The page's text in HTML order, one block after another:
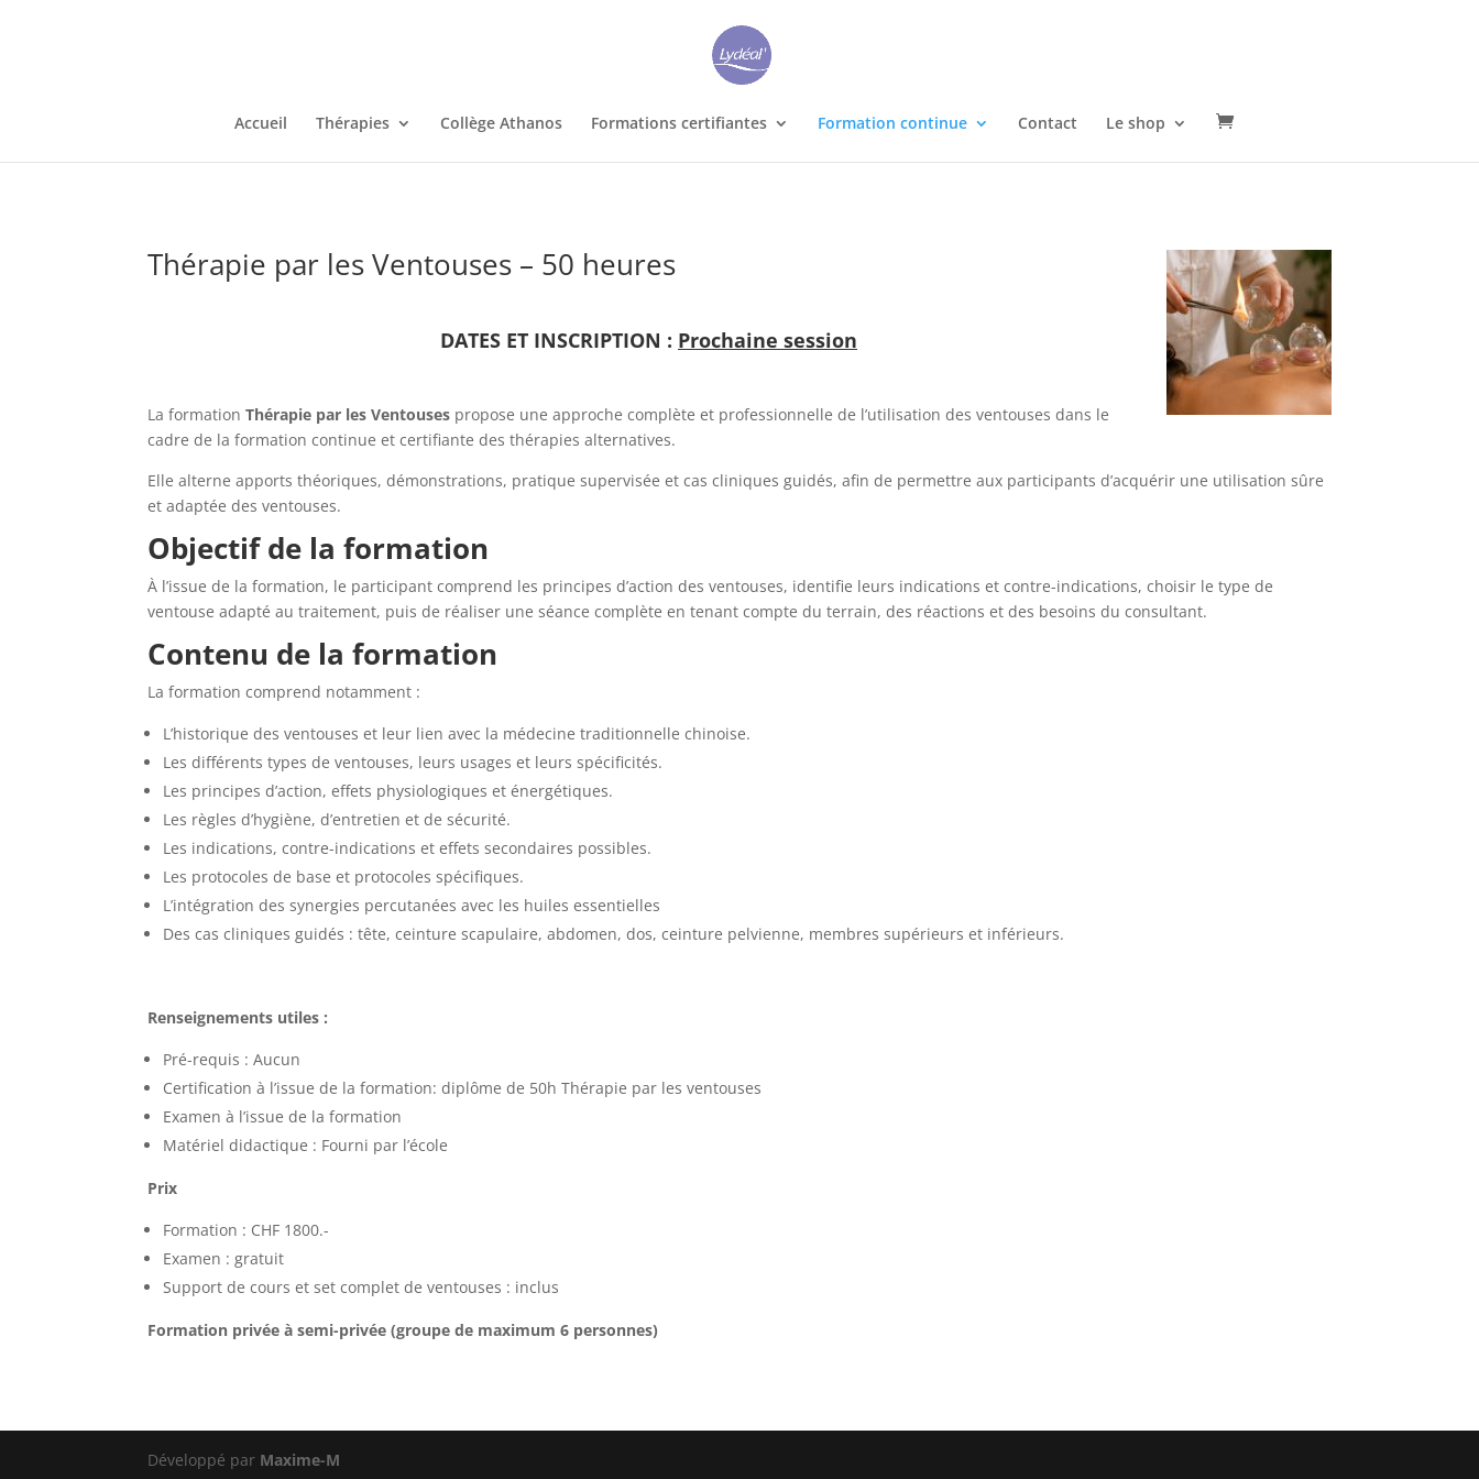
Accueil Thérapies Collège Athanos Formations certifiantes Formation continue Contact Le shop
Thérapie par les Ventouses – 50 heures
DATES ET INSCRIPTION : Prochaine session
La formationThérapie par les Ventouses propose une approche complète et professionnelle de l’utilisation des ventouses dans le
cadre de la formation continue et certifiante des thérapies alternatives.
Elle alterne apports théoriques, démonstrations, pratique supervisée et cas cliniques guidés, afin de permettre aux participants d’acquérir une utilisation sûre
et adaptée des ventouses.
Objectif de la formation
À l’issue de la formation, le participant comprend les principes d’action des ventouses, identifie leurs indications et contre-indications, choisir le type de
ventouse adapté au traitement, puis de réaliser une séance complète en tenant compte du terrain, des réactions et des besoins du consultant.
Contenu de la formation
La formation comprend notamment :
L’historique des ventouses et leur lien avec la médecine traditionnelle chinoise.
Les différents types de ventouses, leurs usages et leurs spécificités.
Les principes d’action, effets physiologiques et énergétiques.
Les règles d’hygiène, d’entretien et de sécurité.
Les indications, contre-indications et effets secondaires possibles.
Les protocoles de base et protocoles spécifiques.
L’intégration des synergies percutanées avec les huiles essentielles
Des cas cliniques guidés : tête, ceinture scapulaire, abdomen, dos, ceinture pelvienne, membres supérieurs et inférieurs.
Renseignements utiles :
Pré-requis : Aucun
Certification à l’issue de la formation: diplôme de 50h Thérapie par les ventouses
Examen à l’issue de la formation
Matériel didactique : Fourni par l’école
Prix
Formation : CHF 1800.-
Examen : gratuit
Support de cours et set complet de ventouses : inclus
Formation privée à semi-privée (groupe de maximum 6 personnes)
Développé par Maxime-M